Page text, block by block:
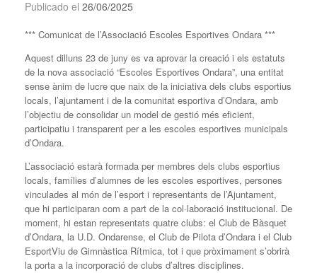
Publicado el 26/06/2025
*** Comunicat de l’Associació Escoles Esportives Ondara ***
Aquest dilluns 23 de juny es va aprovar la creació i els estatuts
de la nova associació “Escoles Esportives Ondara”, una entitat
sense ànim de lucre que naix de la iniciativa dels clubs esportius
locals, l’ajuntament i de la comunitat esportiva d’Ondara, amb
l’objectiu de consolidar un model de gestió més eficient,
participatiu i transparent per a les escoles esportives municipals
d’Ondara.
L’associació estarà formada per membres dels clubs esportius
locals, famílies d’alumnes de les escoles esportives, persones
vinculades al món de l’esport i representants de l’Ajuntament,
que hi participaran com a part de la col·laboració institucional. De
moment, hi estan representats quatre clubs: el Club de Bàsquet
d’Ondara, la U.D. Ondarense, el Club de Pilota d’Ondara i el Club
EsportViu de Gimnàstica Rítmica, tot i que pròximament s’obrirà
la porta a la incorporació de clubs d’altres disciplines.